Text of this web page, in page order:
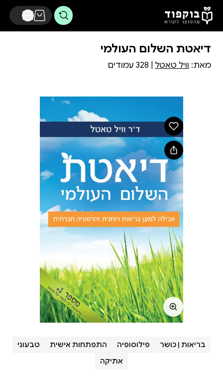
דלג לתוכן הראשי
דיאטת השלום העולמי
מאת: וויל טאטל
בריאות | כושר פילוסופיה התפתחות אישית
טבעוני
אתיקה